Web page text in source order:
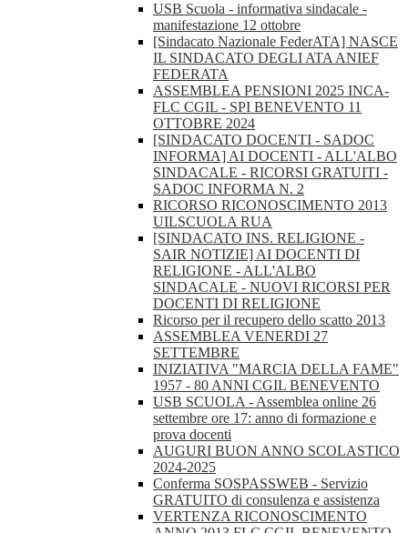
USB Scuola - informativa sindacale -
manifestazione 12 ottobre
[Sindacato Nazionale FederATA] NASCE
IL SINDACATO DEGLI ATA ANIEF
FEDERATA
ASSEMBLEA PENSIONI 2025 INCA-
FLC CGIL - SPI BENEVENTO 11
OTTOBRE 2024
[SINDACATO DOCENTI - SADOC
INFORMA] AI DOCENTI - ALL'ALBO
SINDACALE - RICORSI GRATUITI -
SADOC INFORMA N. 2
RICORSO RICONOSCIMENTO 2013
UILSCUOLA RUA
[SINDACATO INS. RELIGIONE -
SAIR NOTIZIE] AI DOCENTI DI
RELIGIONE - ALL'ALBO
SINDACALE - NUOVI RICORSI PER
DOCENTI DI RELIGIONE
Ricorso per il recupero dello scatto 2013
ASSEMBLEA VENERDI 27
SETTEMBRE
INIZIATIVA "MARCIA DELLA FAME"
1957 - 80 ANNI CGIL BENEVENTO
USB SCUOLA - Assemblea online 26
settembre ore 17: anno di formazione e
prova docenti
AUGURI BUON ANNO SCOLASTICO
2024-2025
Conferma SOSPASSWEB - Servizio
GRATUITO di consulenza e assistenza
VERTENZA RICONOSCIMENTO